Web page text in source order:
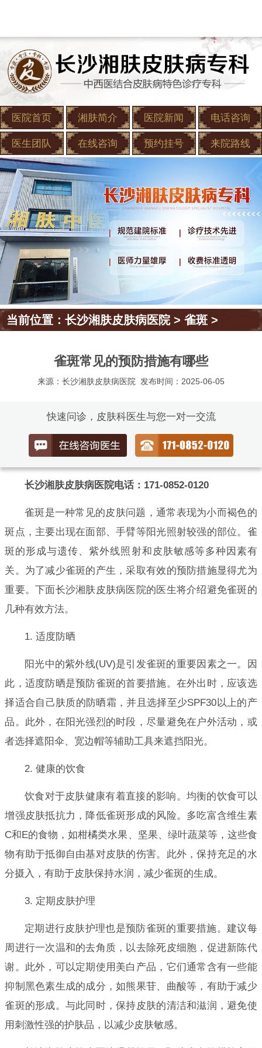
医院首页 湘肤简介 医院新闻 电话咨询
医生团队 在线咨询 预约挂号 来院路线
当前位置：长沙湘肤皮肤病医院>雀斑 >
雀斑常见的预防措施有哪些
来源：长沙湘肤皮肤病医院 发布时间：2025-06-05
快速问诊，皮肤科医生与您一对一交流
长沙湘肤皮肤病医院电话：171-0852-0120
雀斑是一种常见的皮肤问题，通常表现为小而褐色的
斑点，主要出现在面部、手臂等阳光照射较强的部位。雀
斑的形成与遗传、紫外线照射和皮肤敏感等多种因素有
关。为了减少雀斑的产生，采取有效的预防措施显得尤为
重要。下面长沙湘肤皮肤病医院的医生将介绍避免雀斑的
几种有效方法。
1. 适度防晒
阳光中的紫外线(UV)是引发雀斑的重要因素之一。因
此，适度防晒是预防雀斑的首要措施。在外出时，应该选
择适合自己肤质的防晒霜，并且选择至少SPF30以上的产
品。此外，在阳光强烈的时段，尽量避免在户外活动，或
者选择遮阳伞、宽边帽等辅助工具来遮挡阳光。
2. 健康的饮食
饮食对于皮肤健康有着直接的影响。均衡的饮食可以
增强皮肤抵抗力，降低雀斑形成的风险。多吃富含维生素
C和E的食物，如柑橘类水果、坚果、绿叶蔬菜等，这些食
物有助于抵御自由基对皮肤的伤害。此外，保持充足的水
分摄入，有助于皮肤保持水润，减少雀斑的生成。
3. 定期皮肤护理
定期进行皮肤护理也是预防雀斑的重要措施。建议每
周进行一次温和的去角质，以去除死皮细胞，促进新陈代
谢。此外，可以定期使用美白产品，它们通常含有一些能
抑制黑色素生成的成分，如熊果苷、曲酸等，有助于减少
雀斑的形成。与此同时，保持皮肤的清洁和滋润，避免使
用刺激性强的护肤品，以减少皮肤敏感。